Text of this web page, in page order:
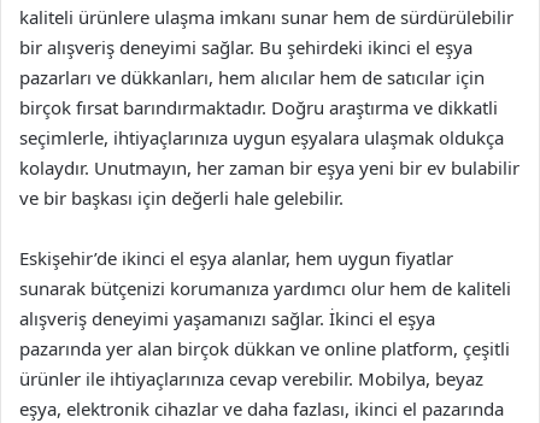
kaliteli ürünlere ulaşma imkanı sunar hem de sürdürülebilir
bir alışveriş deneyimi sağlar. Bu şehirdeki ikinci el eşya
pazarları ve dükkanları, hem alıcılar hem de satıcılar için
birçok fırsat barındırmaktadır. Doğru araştırma ve dikkatli
seçimlerle, ihtiyaçlarınıza uygun eşyalara ulaşmak oldukça
kolaydır. Unutmayın, her zaman bir eşya yeni bir ev bulabilir
ve bir başkası için değerli hale gelebilir.
Eskişehir’de ikinci el eşya alanlar, hem uygun fiyatlar
sunarak bütçenizi korumanıza yardımcı olur hem de kaliteli
alışveriş deneyimi yaşamanızı sağlar. İkinci el eşya
pazarında yer alan birçok dükkan ve online platform, çeşitli
ürünler ile ihtiyaçlarınıza cevap verebilir. Mobilya, beyaz
eşya, elektronik cihazlar ve daha fazlası, ikinci el pazarında